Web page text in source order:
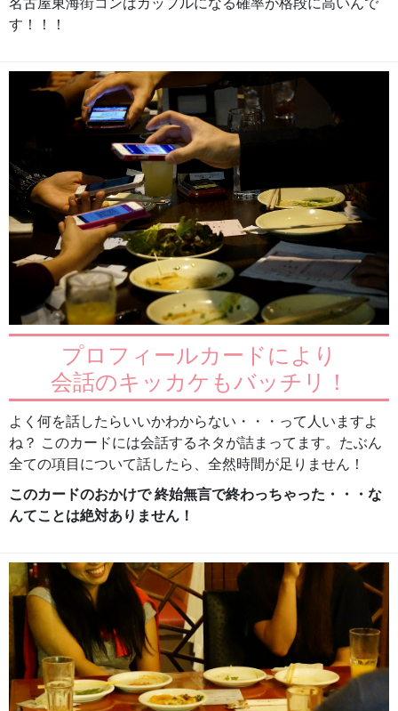
す！！！
プロフィールカードにより
会話のキッカケもバッチリ！
よく何を話したらいいかわからない・・・って人いますよ
ね？ このカードには会話するネタが詰まってます。たぶん
全ての項目について話したら、全然時間が足りません！
このカードのおかけで 終始無言で終わっちゃった・・・な
んてことは絶対ありません！